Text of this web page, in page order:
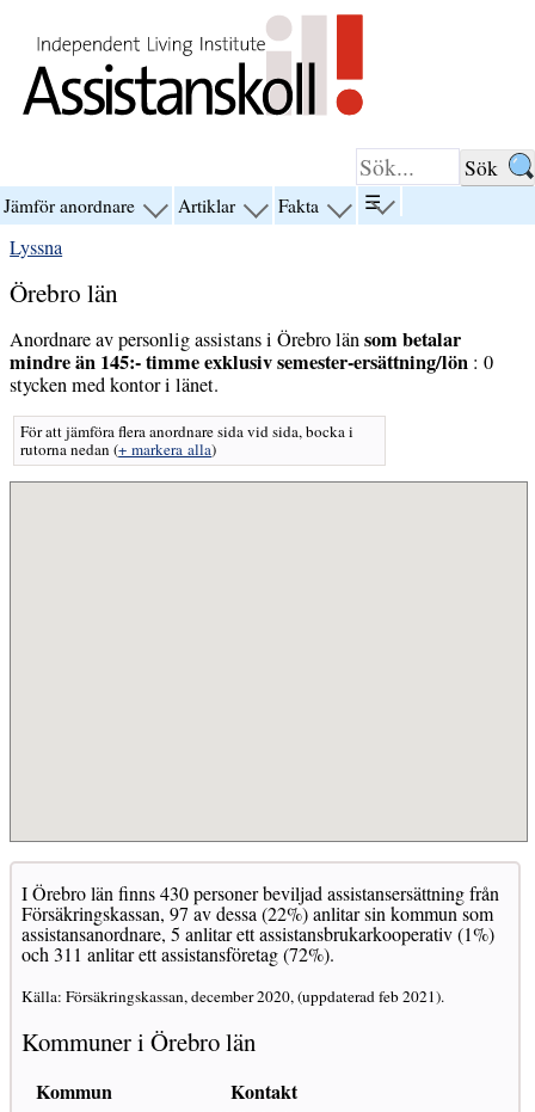
Jämför anordnare visa Artiklar visa Fakta visa
☰visa
menyn
Lyssna
Örebro län
Anordnare av personlig assistans i Örebro länsom betalar
mindre än 145:- timme exklusiv semester-ersättning/lön : 0
stycken med kontor i länet.
För att jämföra flera anordnare sida vid sida, bocka i
rutorna nedan(+ markera alla)
I Örebro län finns 430 personer beviljad assistansersättning från
Försäkringskassan, 97 av dessa (22%) anlitar sin kommun som
assistansanordnare, 5 anlitar ett assistansbrukarkooperativ (1%)
och 311 anlitar ett assistansföretag (72%).
Källa: Försäkringskassan, december 2020, (uppdaterad feb 2021).
Kommuner i Örebro län
Kommun Kontakt